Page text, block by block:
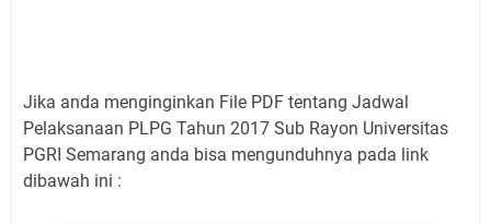
Jika anda menginginkan File PDF tentang Jadwal
Pelaksanaan PLPG Tahun 2017 Sub Rayon Universitas
PGRI Semarang anda bisa mengunduhnya pada link
dibawah ini :